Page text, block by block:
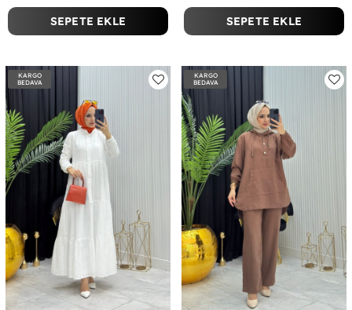
SEPETE EKLE SEPETE EKLE
KARGO
BEDAVA
KARGO
BEDAVA